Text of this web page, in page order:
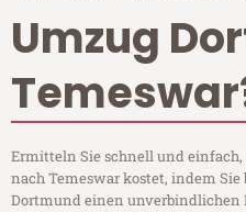
Umzug
Ermitteln Sie schnell und
nach Temeswar kostet, indem
Dortmund einen unverbindlichen